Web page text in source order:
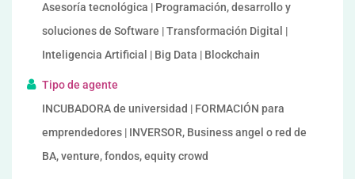
Asesoría tecnológica | Programación, desarrollo y
soluciones de Software | Transformación Digital |
Inteligencia Artificial | Big Data | Blockchain
Tipo de agente
INCUBADORA de universidad | FORMACIÓN para
emprendedores | INVERSOR, Business angel o red de
BA, venture, fondos, equity crowd